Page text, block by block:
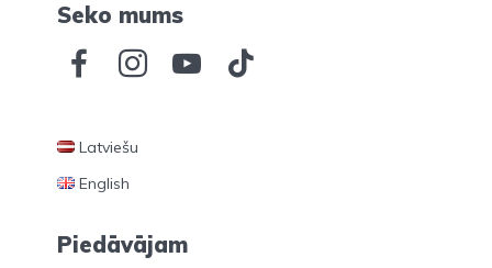
Seko mums
Latviešu
English
Piedāvājam